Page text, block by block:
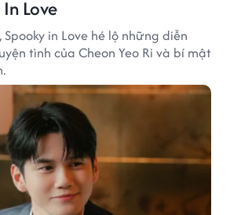
Love
in Love hé lộ những diễn
tình của Cheon Yeo Ri và bí mật